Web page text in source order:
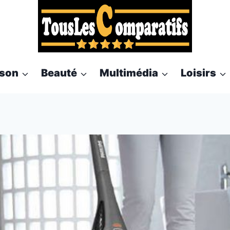
Beauté Multimédia Loisirs